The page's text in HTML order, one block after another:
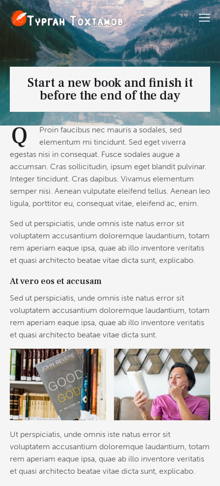
Start a new book and finish it
before the end of the day
Q
Proin faucibus nec mauris a sodales, sed
elementum mi tincidunt. Sed eget viverra
egestas nisi in consequat. Fusce sodales augue a
accumsan. Cras sollicitudin, ipsum eget blandit pulvinar.
Integer tincidunt. Cras dapibus. Vivamus elementum
semper nisi. Aenean vulputate eleifend tellus. Aenean leo
ligula, porttitor eu, consequat vitae, eleifend ac, enim.
Sed ut perspiciatis, unde omnis iste natus error sit
voluptatem accusantium doloremque laudantium, totam
rem aperiam eaque ipsa, quae ab illo inventore veritatis
et quasi architecto beatae vitae dicta sunt, explicabo.
At vero eos et accusam
Sed ut perspiciatis, unde omnis iste natus error sit
voluptatem accusantium doloremque laudantium, totam
rem aperiam eaque ipsa, quae ab illo inventore veritatis
et quasi architecto beatae vitae dicta sunt.
Ut perspiciatis, unde omnis iste natus error sit
voluptatem accusantium doloremque laudantium, totam
rem aperiam eaque ipsa, quae ab illo inventore veritatis
et quasi architecto beatae vitae dicta sunt, explicabo.